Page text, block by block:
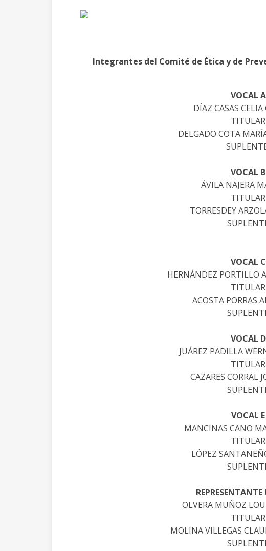
Integrantes del Comité de Ética y de
VOCAL A
DÍAZ CASAS CELIA
TITULAR
DELGADO COTA
VOCAL B
ÁVILA NAJERA
TITULAR
TORRESDEY
VOCAL C
HERNÁNDEZ PORTILLO
TITULAR
ACOSTA PORRAS
VOCAL D
JUÁREZ PADILLA
TITULAR
CAZARES CORRAL
VOCAL E
MANCINAS CANO
TITULAR
LÓPEZ
OLVERA MUÑOZ
TITULAR
MOLINA VILLEGAS